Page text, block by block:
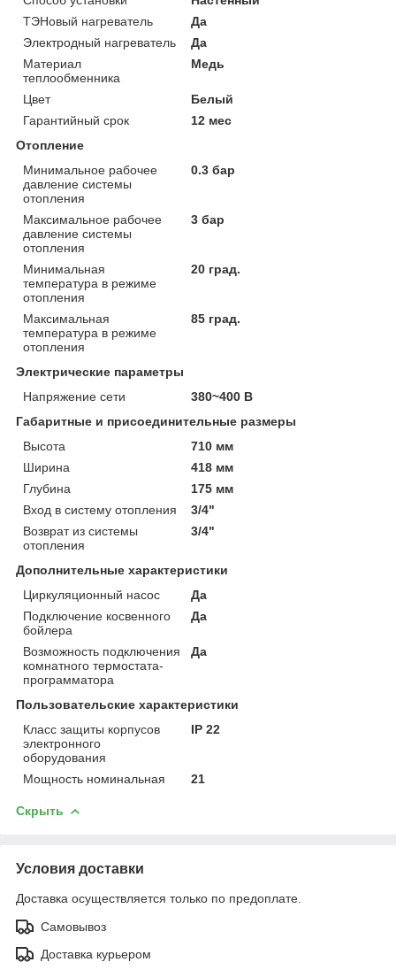
ТЭНовый нагреватель
Да
Электродный нагреватель
Да
Материал
теплообменника
Медь
Цвет
Белый
Гарантийный срок
12 мес
Отопление
Минимальное рабочее
давление системы
отопления
0.3 бар
Максимальное рабочее
давление системы
отопления
3 бар
Минимальная
температура в режиме
отопления
20 град.
Максимальная
температура в режиме
отопления
85 град.
Электрические параметры
Напряжение сети
380~400 В
Габаритные и присоединительные размеры
Высота
710 мм
Ширина
418 мм
Глубина
175 мм
Вход в систему отопления
3/4"
Возврат из системы
отопления
3/4"
Дополнительные характеристики
Циркуляционный насос
Да
Подключение косвенного
бойлера
Да
Возможность подключения
комнатного термостата-
программатора
Да
Пользовательские характеристики
Класс защиты корпусов
электронного
оборудования
IP 22
Мощность номинальная 21
Скрыть
Условия доставки
Доставка осуществляется только по предоплате.
Самовывоз
Доставка курьером